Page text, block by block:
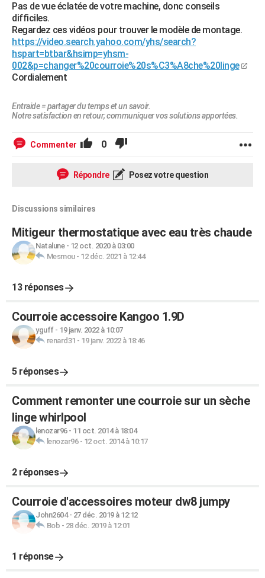
Pas de vue éclatée de votre machine, donc conseils
difficiles.
Regardez ces vidéos pour trouver le modèle de montage.
https://video.search.yahoo.com/yhs/search?
hspart=btbar&hsimp=yhsm-
002&p=changer%20courroie%20s%C3%A8che%20linge
Cordialement
Entraide = partager du temps et un savoir.
Notre satisfaction en retour; communiquer vos solutions apportées.
Commenter 0
Répondre Posez votre question
Discussions similaires
Mitigeur thermostatique avec eau très chaude
Natalune- 12 oct. 2020 à 03:00
Mesmou- 12 déc. 2021 à 12:44
13 réponses
Courroie accessoire Kangoo 1.9D
yguff- 19 janv. 2022 à 10:07
renard31 - 19 janv. 2022 à 18:46
5 réponses
Comment remonter une courroie sur un sèche
linge whirlpool
lenozar96- 11 oct. 2014 à 18:04
lenozar96- 12 oct. 2014 à 10:17
2 réponses
Courroie d'accessoires moteur dw8 jumpy
John2604- 27 déc. 2019 à 12:12
Bob - 28 déc. 2019 à 12:01
1 réponse